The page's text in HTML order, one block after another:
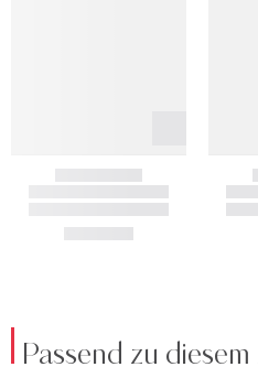
Passend zu